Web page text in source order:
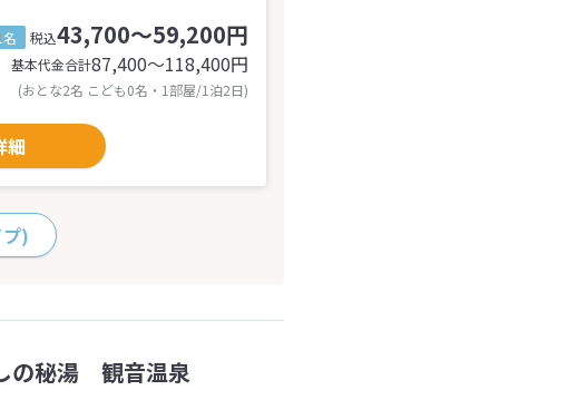
税込43,700～59,200円
基本代金合計87,400〜118,400円
(おとな2名 こども0名・1部屋/1泊2日)
細
)
の秘湯 観音温泉